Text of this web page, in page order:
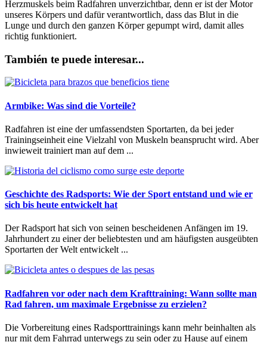
Herzmuskels beim Radfahren unverzichtbar, denn er ist der Motor
unseres Körpers und dafür verantwortlich, dass das Blut in die
Lunge und durch den ganzen Körper gepumpt wird, damit alles
richtig funktioniert.
También te puede interesar...
Armbike: Was sind die Vorteile?
Radfahren ist eine der umfassendsten Sportarten, da bei jeder
Trainingseinheit eine Vielzahl von Muskeln beansprucht wird. Aber
inwieweit trainiert man auf dem ...
Geschichte des Radsports: Wie der Sport entstand und wie er
sich bis heute entwickelt hat
Der Radsport hat sich von seinen bescheidenen Anfängen im 19.
Jahrhundert zu einer der beliebtesten und am häufigsten ausgeübten
Sportarten der Welt entwickelt ...
Radfahren vor oder nach dem Krafttraining: Wann sollte man
Rad fahren, um maximale Ergebnisse zu erzielen?
Die Vorbereitung eines Radsporttrainings kann mehr beinhalten als
nur mit dem Fahrrad unterwegs zu sein oder zu Hause auf einem